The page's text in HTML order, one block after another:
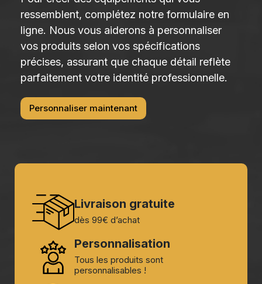
ressemblent, complétez notre formulaire en
ligne. Nous vous aiderons à personnaliser
vos produits selon vos spécifications
précises, assurant que chaque détail reflète
parfaitement votre identité professionnelle.
Personnaliser maintenant
Livraison gratuite
dès 99€ d’achat
Personnalisation
Tous les produits sont
personnalisables !